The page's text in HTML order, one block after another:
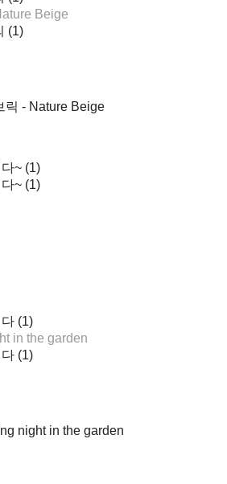
Beige
(1)
릭 - Nature Beige
~ (1)
~ (1)
(1)
in the garden
(1)
night in the garden